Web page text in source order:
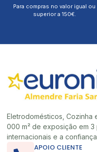
Para compras no valor igual ou
superior a 150€.
Eletrodomésticos, Cozinha
000 m² de exposição em 3
internacionais e a
APOIO CLIENTE